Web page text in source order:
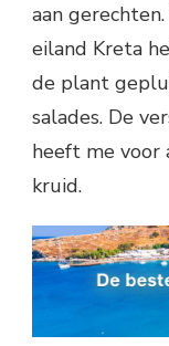
aan
eiland Kreta
de plant
salades. De
heeft me
kruid.